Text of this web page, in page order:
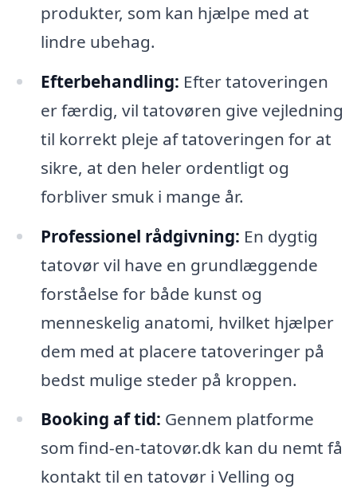
produkter, som kan hjælpe med at
lindre ubehag.
Efterbehandling: Efter tatoveringen
er færdig, vil tatovøren give vejledning
til korrekt pleje af tatoveringen for at
sikre, at den heler ordentligt og
forbliver smuk i mange år.
Professionel rådgivning: En dygtig
tatovør vil have en grundlæggende
forståelse for både kunst og
menneskelig anatomi, hvilket hjælper
dem med at placere tatoveringer på
bedst mulige steder på kroppen.
Booking af tid: Gennem platforme
som find-en-tatovør.dk kan du nemt få
kontakt til en tatovør i Velling og